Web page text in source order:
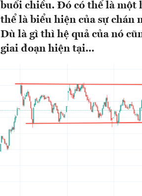
buổi chiều. Đó có thể là một
thể là biểu hiện của sự chán
Dù là gì thì hệ quả của nó
giai đoạn hiện tại...